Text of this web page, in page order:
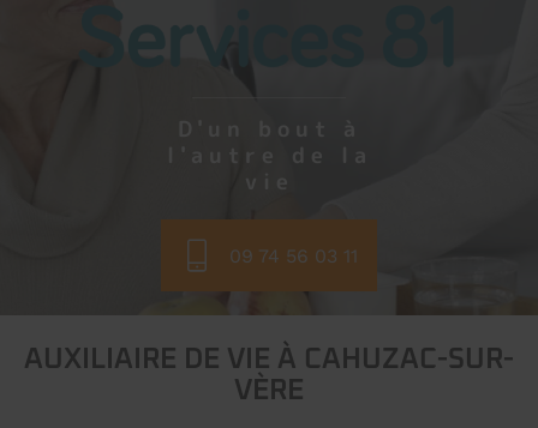
l'autre de la
09 74 56 03 11
AUXILIAIRE DE VIE À CAHUZAC-SUR-
VÈRE